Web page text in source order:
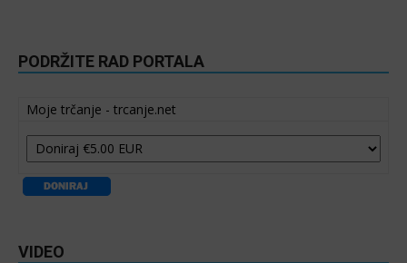
PODRŽITE RAD PORTALA
Moje trčanje - trcanje.net
VIDEO